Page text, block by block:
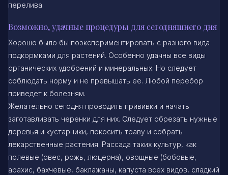
перелива.
Возможно, удачные процедуры для сегодняшнего дня
Хорошо было бы поэкспериментировать с разного вида
подкормками для растений. Особенно удачны все виды
органических удобрений и минеральных. Но следует
соблюдать норму и не превышать ее. Любой перебор
приведет к болезням.
Желательно сегодня проводить прививки и начать
заготавливать черенки для них. Следует обрезать нужные
деревья и кустарники, покосить траву и собрать
лекарственные растения. Рассада таких культур, как
полевые (овес, рожь, люцерна), овощные (бобовые,
арахис, бахчевые, баклажаны, капуста всех видов, сладкий